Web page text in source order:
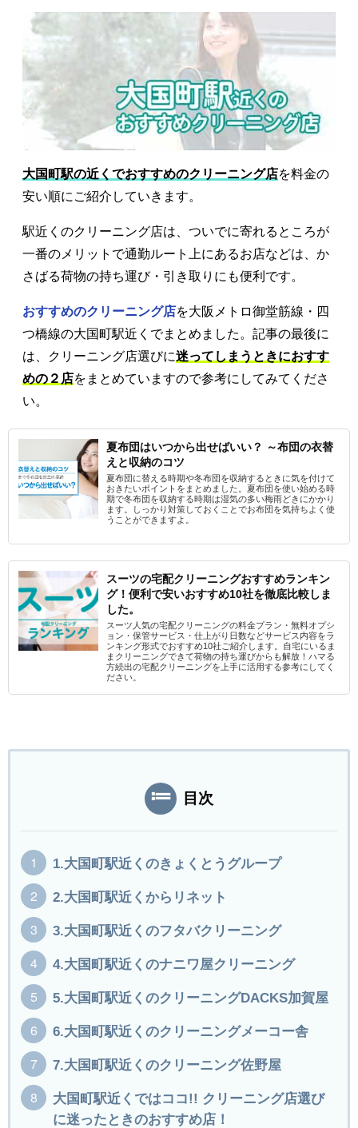
大国町駅の近くでおすすめのクリーニング店を料金の
安い順にご紹介していきます。
駅近くのクリーニング店は、ついでに寄れるところが
一番のメリットで通勤ルート上にあるお店などは、か
さばる荷物の持ち運び・引き取りにも便利です。
おすすめのクリーニング店を大阪メトロ御堂筋線・四
つ橋線の大国町駅近くでまとめました。記事の最後に
は、クリーニング店選びに迷ってしまうときにおすす
めの２店をまとめていますので参考にしてみてくださ
い。
夏布団はいつから出せばいい？ ～布団の衣替
えと収納のコツ
夏布団に替える時期や冬布団を収納するときに気を付けて
おきたいポイントをまとめました。夏布団を使い始める時
期で冬布団を収納する時期は湿気の多い梅雨どきにかかり
ます。しっかり対策しておくことでお布団を気持ちよく使
うことができますよ。
スーツの宅配クリーニングおすすめランキン
グ！便利で安いおすすめ10社を徹底比較しま
した。
スーツ人気の宅配クリーニングの料金プラン・無料オプシ
ョン・保管サービス・仕上がり日数などサービス内容をラ
ンキング形式でおすすめ10社ご紹介します。自宅にいるま
まクリーニングできて荷物の持ち運びからも解放！ハマる
方続出の宅配クリーニングを上手に活用する参考にしてく
ださい。
目次
1.大国町駅近くのきょくとうグループ
2.大国町駅近くからリネット
3.大国町駅近くのフタバクリーニング
4.大国町駅近くのナニワ屋クリーニング
5.大国町駅近くのクリーニングDACKS加賀屋
6.大国町駅近くのクリーニングメーコー舎
7.大国町駅近くのクリーニング佐野屋
大国町駅近くではココ!! クリーニング店選び
に迷ったときのおすすめ店！